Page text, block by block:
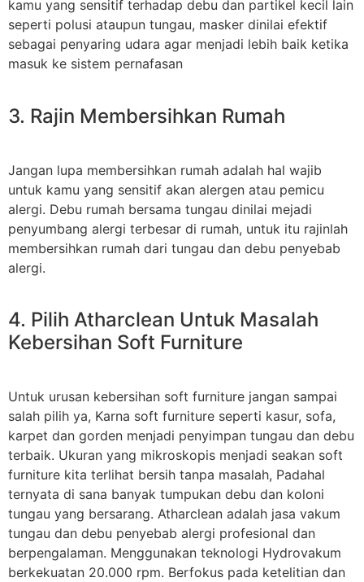
kamu yang sensitif terhadap debu dan partikel kecil lain
seperti polusi ataupun tungau, masker dinilai efektif
sebagai penyaring udara agar menjadi lebih baik ketika
masuk ke sistem pernafasan
3. Rajin Membersihkan Rumah
Jangan lupa membersihkan rumah adalah hal wajib
untuk kamu yang sensitif akan alergen atau pemicu
alergi. Debu rumah bersama tungau dinilai mejadi
penyumbang alergi terbesar di rumah, untuk itu rajinlah
membersihkan rumah dari tungau dan debu penyebab
alergi.
4. Pilih Atharclean Untuk Masalah
Kebersihan Soft Furniture
Untuk urusan kebersihan soft furniture jangan sampai
salah pilih ya, Karna soft furniture seperti kasur, sofa,
karpet dan gorden menjadi penyimpan tungau dan debu
terbaik. Ukuran yang mikroskopis menjadi seakan soft
furniture kita terlihat bersih tanpa masalah, Padahal
ternyata di sana banyak tumpukan debu dan koloni
tungau yang bersarang. Atharclean adalah jasa vakum
tungau dan debu penyebab alergi profesional dan
berpengalaman. Menggunakan teknologi Hydrovakum
berkekuatan 20.000 rpm. Berfokus pada ketelitian dan